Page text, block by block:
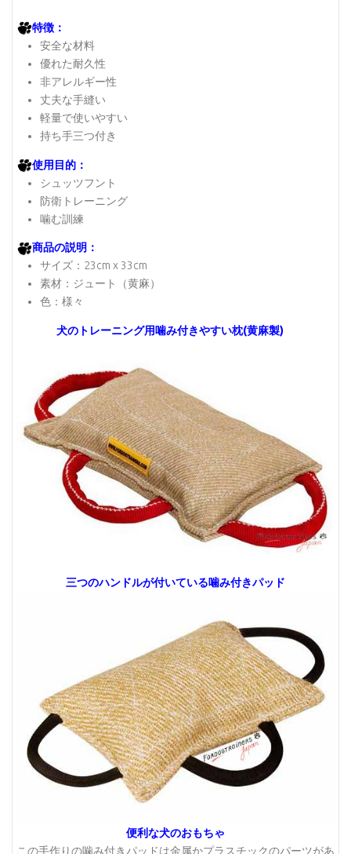
特徴：
安全な材料
優れた耐久性
非アレルギー性
丈夫な手縫い
軽量で使いやすい
持ち手三つ付き
使用目的：
シュッツフント
防衛トレーニング
噛む訓練
商品の説明：
サイズ：23cm x 33cm
素材：ジュート（黄麻）
色：様々
犬のトレーニング用噛み付きやすい枕(黄麻製)
三つのハンドルが付いている噛み付きパッド
便利な犬のおもちゃ
この手作りの噛み付きパッドは金属かプラスチックのパーツがあ